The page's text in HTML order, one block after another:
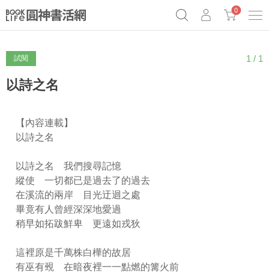
0
試閱 1 / 1
以詩之名
【內容連載】
以詩之名
以詩之名 我們搜尋記憶
縱使 一切都已是過去了的過去
在溪流的兩岸 目光迂迴之處
畢竟有人曾經深深地愛過
稍早如拓跋鮮卑 更遠如戎狄
這裡原是千萬株白樺的故居
有巫有覡 在暗夜裡一一點燃的篝火前